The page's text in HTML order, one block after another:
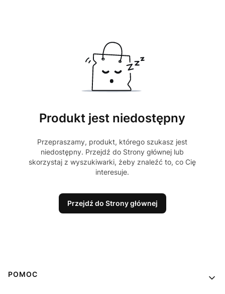
Produkt jest niedostępny
Przepraszamy, produkt, którego szukasz jest
niedostępny. Przejdź do Strony głównej lub
skorzystaj z wyszukiwarki, żeby znaleźć to, co Cię
interesuje.
Przejdź do Strony głównej
Linki w stopce
POMOC